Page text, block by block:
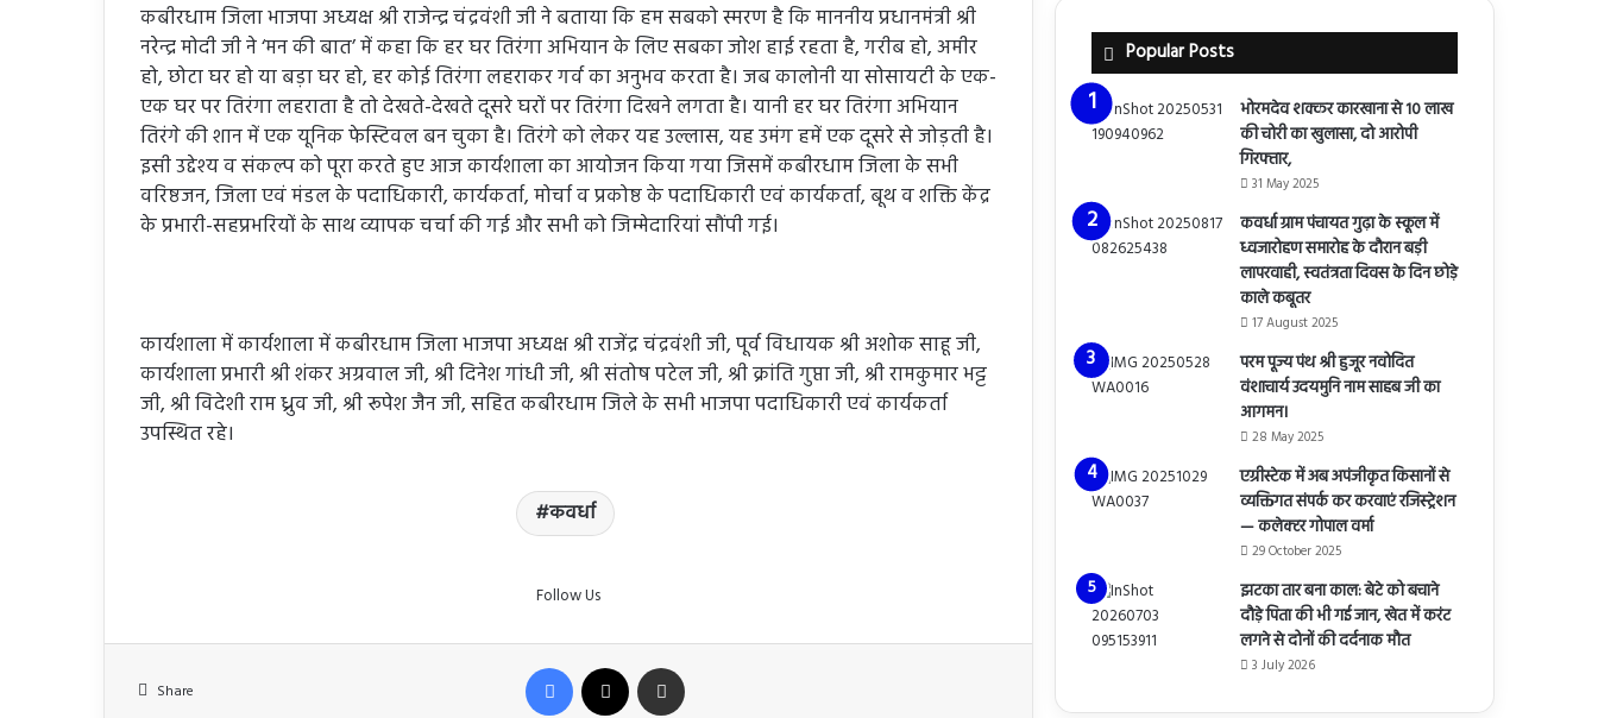
कबीरधाम जिला भाजपा अध्यक्ष श्री राजेन्द्र चंद्रवंशी जी ने बताया कि हम सबको स्मरण है कि माननीय प्रधानमंत्री श्री
नरेन्द्र मोदी जी ने ‘मन की बात’ में कहा कि हर घर तिरंगा अभियान के लिए सबका जोश हाई रहता है, गरीब हो, अमीर
हो, छोटा घर हो या बड़ा घर हो, हर कोई तिरंगा लहराकर गर्व का अनुभव करता है। जब कालोनी या सोसायटी के एक-
एक घर पर तिरंगा लहराता है तो देखते-देखते दूसरे घरों पर तिरंगा दिखने लगता है। यानी हर घर तिरंगा अभियान
तिरंगे की शान में एक यूनिक फेस्टिवल बन चुका है। तिरंगे को लेकर यह उल्लास, यह उमंग हमें एक दूसरे से जोड़ती है।
इसी उद्देश्य व संकल्प को पूरा करते हुए आज कार्यशाला का आयोजन किया गया जिसमें कबीरधाम जिला के सभी
वरिष्ठजन, जिला एवं मंडल के पदाधिकारी, कार्यकर्ता, मोर्चा व प्रकोष्ठ के पदाधिकारी एवं कार्यकर्ता, बूथ व शक्ति केंद्र
के प्रभारी-सहप्रभरियों के साथ व्यापक चर्चा की गई और सभी को जिम्मेदारियां सौंपी गई।
कार्यशाला में कार्यशाला में कबीरधाम जिला भाजपा अध्यक्ष श्री राजेंद्र चंद्रवंशी जी, पूर्व विधायक श्री अशोक साहू जी,
कार्यशाला प्रभारी श्री शंकर अग्रवाल जी, श्री दिनेश गांधी जी, श्री संतोष पटेल जी, श्री क्रांति गुप्ता जी, श्री रामकुमार भट्ट
जी, श्री विदेशी राम ध्रुव जी, श्री रूपेश जैन जी, सहित कबीरधाम जिले के सभी भाजपा पदाधिकारी एवं कार्यकर्ता
उपस्थित रहे।
कवर्धा
Follow Us
Share
Popular Posts
भोरमदेव शक्कर कारखाना से 10 लाख
की चोरी का खुलासा, दो आरोपी
गिरफ्तार,
31 May 2025
कवर्धा ग्राम पंचायत गुढ़ा के स्कूल में
ध्वजारोहण समारोह के दौरान बड़ी
लापरवाही, स्वतंत्रता दिवस के दिन छोड़े
काले कबूतर
17 August 2025
परम पूज्य पंथ श्री हुजूर नवोदित
वंशाचार्य उदयमुनि नाम साहब जी का
आगमन।
28 May 2025
एग्रीस्टेक में अब अपंजीकृत किसानों से
व्यक्तिगत संपर्क कर करवाएं रजिस्ट्रेशन
— कलेक्टर गोपाल वर्मा
29 October 2025
झटका तार बना काल: बेटे को बचाने
दौड़े पिता की भी गई जान, खेत में करंट
लगने से दोनों की दर्दनाक मौत
3 July 2026